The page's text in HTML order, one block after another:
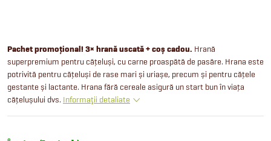
Pachet promoțional! 3× hrană uscată + coș cadou. Hrană
superpremium pentru cățeluși, cu carne proaspătă de pasăre. Hrana este
potrivită pentru cățeluși de rase mari și uriașe, precum și pentru cățele
gestante și lactante. Hrana fără cereale asigură un start bun în viața
cățelușului dvs. Informaţii detaliate